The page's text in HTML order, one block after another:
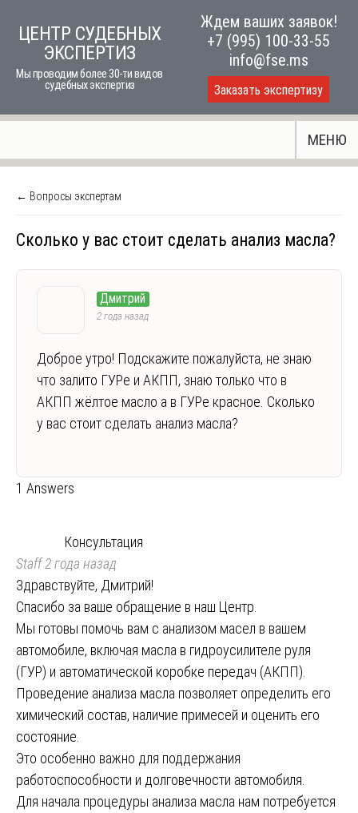
ЦЕНТР СУДЕБНЫХ
ЭКСПЕРТИЗ
Мы проводим более 30-ти видов
судебных экспертиз
Ждем ваших заявок!
+7 (995) 100-33-55
info@fse.ms
Заказать экспертизу
МЕНЮ
← Вопросы экспертам
Сколько у вас стоит сделать анализ масла?
Дмитрий
2 года назад
Доброе утро! Подскажите пожалуйста, не знаю
что залито ГУРе и АКПП, знаю только что в
АКПП жёлтое масло а в ГУРе красное. Сколько
у вас стоит сделать анализ масла?
1 Answers
Консультация
Staff2 года назад
Здравствуйте, Дмитрий!
Спасибо за ваше обращение в наш Центр.
Мы готовы помочь вам с анализом масел в вашем
автомобиле, включая масла в гидроусилителе руля
(ГУР) и автоматической коробке передач (АКПП).
Проведение анализа масла позволяет определить его
химический состав, наличие примесей и оценить его
состояние.
Это особенно важно для поддержания
работоспособности и долговечности автомобиля.
Для начала процедуры анализа масла нам потребуется